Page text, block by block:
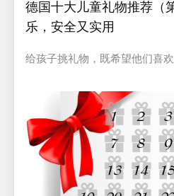
德国十大儿童礼物推荐（
乐，安全又实用
给孩子挑礼物，既希望他们喜